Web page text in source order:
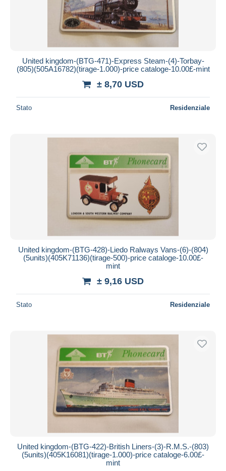
United kingdom-(BTG-471)-Express Steam-(4)-Torbay-
(805)(505A16782)(tirage-1.000)-price cataloge-10.00£-mint
± 8,70 USD
Stato Residenziale
United kingdom-(BTG-428)-Liedo Ralways Vans-(6)-(804)
(5units)(405K71136)(tirage-500)-price cataloge-10.00£-
mint
± 9,16 USD
Stato Residenziale
United kingdom-(BTG-422)-British Liners-(3)-R.M.S.-(803)
(5units)(405K16081)(tirage-1.000)-price cataloge-6.00£-
mint